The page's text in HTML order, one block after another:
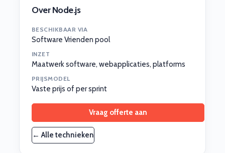
Over Node.js
BESCHIKBAAR VIA
Software Vrienden pool
INZET
Maatwerk software, webapplicaties, platforms
PRIJSMODEL
Vaste prijs of per sprint
Vraag offerte aan
← Alle technieken